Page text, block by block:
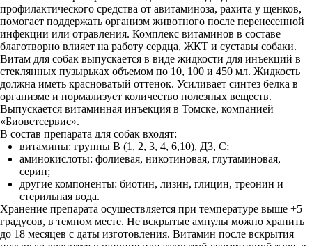
профилактического средства от авитаминоза, рахита у щенков,
помогает поддержать организм животного после перенесенной
инфекции или отравления. Комплекс витаминов в составе
благотворно влияет на работу сердца, ЖКТ и суставы собаки.
Витам для собак выпускается в виде жидкости для инъекций в
стеклянных пузырьках объемом по 10, 100 и 450 мл. Жидкость
должна иметь красноватый оттенок. Усиливает синтез белка в
организме и нормализует количество полезных веществ.
Выпускается витаминная инъекция в Томске, компанией
«Биоветсервис».
В состав препарата для собак входят:
витамины: группы В (1, 2, 3, 4, 6,10), Д3, С;
аминокислоты: фолиевая, никотиновая, глутаминовая,
серин;
другие компоненты: биотин, лизин, глицин, треонин и
стерильная вода.
Хранение препарата осуществляется при температуре выше +5
градусов, в темном месте. Не вскрытые ампулы можно хранить
до 18 месяцев с даты изготовления. Витамин после вскрытия